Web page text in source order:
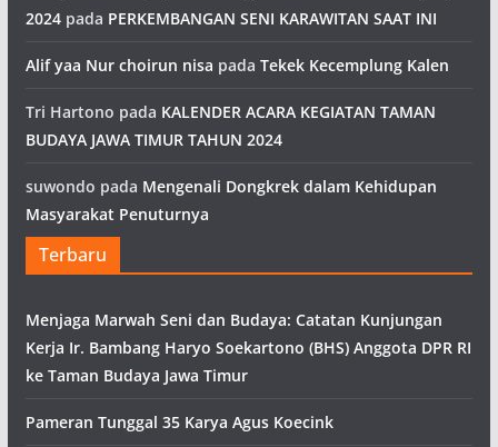
2024pada PERKEMBANGAN SENI KARAWITAN SAAT INI
Alif yaa Nur choirun nisa pada Tekek Kecemplung Kalen
Tri Hartono pada KALENDER ACARA KEGIATAN TAMAN
BUDAYA JAWA TIMUR TAHUN 2024
suwondo pada Mengenali Dongkrek dalam Kehidupan
Masyarakat Penuturnya
Terbaru
Menjaga Marwah Seni dan Budaya: Catatan Kunjungan
Kerja Ir. Bambang Haryo Soekartono (BHS) Anggota DPR RI
ke Taman Budaya Jawa Timur
Pameran Tunggal 35 Karya Agus Koecink